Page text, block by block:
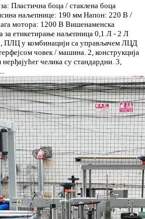
Пластична боца / стаклена боца
наљепнице: 190 мм Напон: 220 В /
мотора: 1200 В Вишенаменска
за етикетирање наљепница 0,1 Л - 2 Л
ПЛЦ у комбинацији са управљачем ЛЦД
човек / машина. 2, конструкција
челика су стандардни. 3,